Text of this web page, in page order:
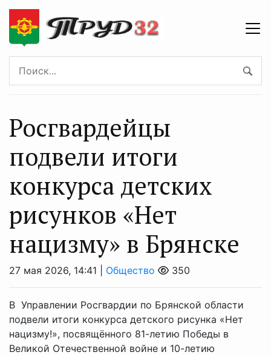
Росгвардейцы
подвели итоги
конкурса детских
рисунков «Нет
нацизму» в Брянске
27 мая 2026, 14:41 | Общество 350
В Управлении Росгвардии по Брянской области
подвели итоги конкурса детского рисунка «Нет
нацизму!», посвящённого 81-летию Победы в
Великой Отечественной войне и 10-летию